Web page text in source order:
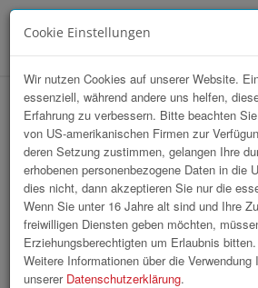
Tips Sympathicus 2026
Cookie Einstellungen
Wir nutzen Cookies auf unserer Website.
essenziell, während andere uns helfen,
Erfahrung zu verbessern. Bitte beachten
von US-amerikanischen Firmen zur
deren Setzung zustimmen, gelangen Ihre
erhobenen personenbezogene Daten in die
dies nicht, dann akzeptieren Sie nur die
Wenn Sie unter 16 Jahre alt sind und Ihre
freiwilligen Diensten geben möchten,
Erziehungsberechtigten um Erlaubnis bitten.
Weitere Informationen über die
unserer Datenschutzerklärung.